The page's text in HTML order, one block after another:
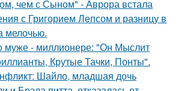
чем с Сыном" - Аврора встала
с Григорием Лепсом и разницу в
мелочью.
муже - миллионере: "Он Мыслит
Крутые Тачки, Понты".
Шайло, младшая дочь